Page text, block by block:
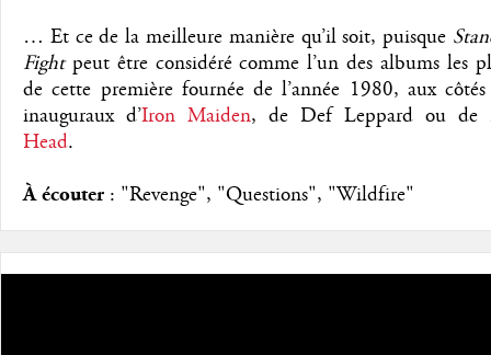
… Et ce de la meilleure manière qu’il soit, puisque
Fightpeut être considéré comme l’un des albums les
de cette première fournée de l’année 1980, aux
inauguraux d’Iron Maiden, de Def Leppard ou de
Head.
À écouter : "Revenge", "Questions", "Wildfire"